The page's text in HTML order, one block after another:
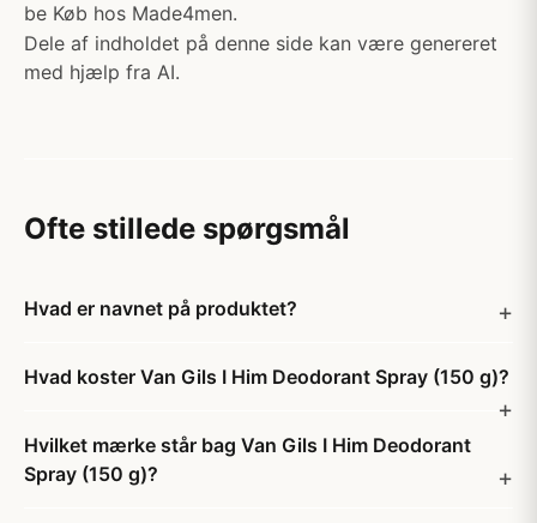
be Køb hos Made4men.
Dele af indholdet på denne side kan være genereret
med hjælp fra AI.
Ofte stillede spørgsmål
Hvad er navnet på produktet?
Hvad koster Van Gils I Him Deodorant Spray (150 g)?
Hvilket mærke står bag Van Gils I Him Deodorant
Spray (150 g)?